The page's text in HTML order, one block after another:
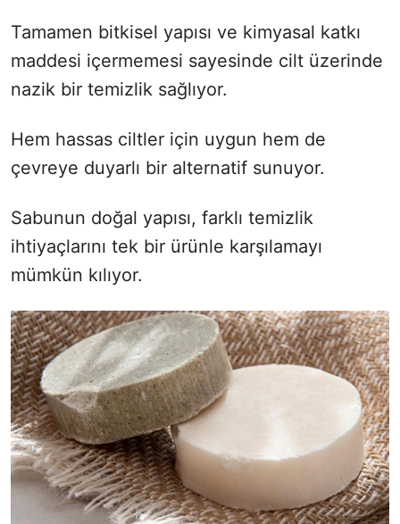
Tamamen bitkisel yapısı ve kimyasal katkı
maddesi içermemesi sayesinde cilt üzerinde
nazik bir temizlik sağlıyor.
Hem hassas ciltler için uygun hem de
çevreye duyarlı bir alternatif sunuyor.
Sabunun doğal yapısı, farklı temizlik
ihtiyaçlarını tek bir ürünle karşılamayı
mümkün kılıyor.